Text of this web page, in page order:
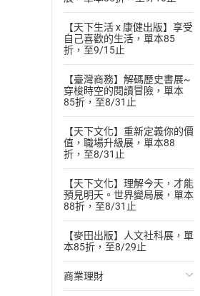
【天下生活 x 康健出版】享受
自己喜歡的生活，單本85
折，至9/15止
【臺灣商務】解碼歷史書展~
穿梭時空的閱讀冒險，單本
85折，至8/31止
【天下文化】重新定義你的價
值，職場升級展，單本88
折，至8/31止
【天下文化】理解今天，才能
預見明天。世界變局展，單本
88折，至8/31止
【麥田出版】人文社科展，單
本85折，至8/29止
商業理財